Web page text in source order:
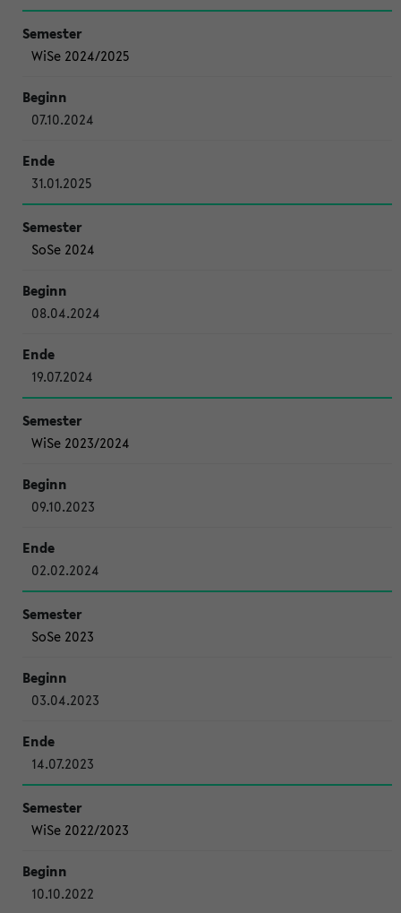
WiSe 2024/2025
07.10.2024
31.01.2025
SoSe 2024
08.04.2024
19.07.2024
WiSe 2023/2024
09.10.2023
02.02.2024
SoSe 2023
03.04.2023
14.07.2023
WiSe 2022/2023
10.10.2022